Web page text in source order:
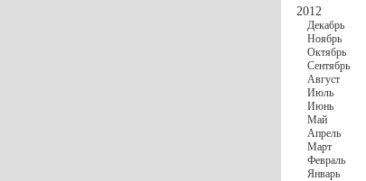
2012
Декабрь
Ноябрь
Октябрь
Сентябрь
Август
Июль
Июнь
Май
Апрель
Март
Февраль
Январь